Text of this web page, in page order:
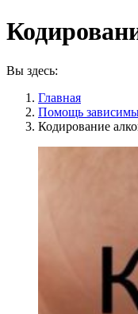
Вы здесь:
Главная
Помощь
Кодирование